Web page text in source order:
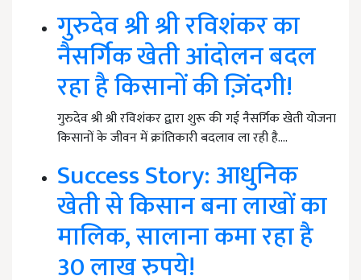
गुरुदेव श्री श्री रविशंकर का
नैसर्गिक खेती आंदोलन बदल
रहा है किसानों की ज़िंदगी!
गुरुदेव श्री श्री रविशंकर द्वारा शुरू की गई नैसर्गिक खेती योजना
किसानों के जीवन में क्रांतिकारी बदलाव ला रही है.…
Success Story: आधुनिक
खेती से किसान बना लाखों का
मालिक, सालाना कमा रहा है
30 लाख रुपये!